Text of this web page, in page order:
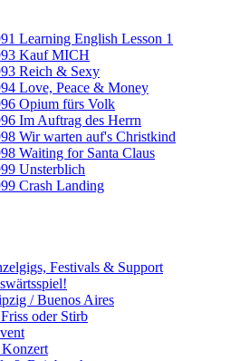
Learning English Lesson 1
Kauf MICH
Reich & Sexy
Love, Peace & Money
Opium fürs Volk
Im Auftrag des Herrn
Wir warten auf's Christkind
Waiting for Santa Claus
Unsterblich
Crash Landing
Festivals & Support
/ Buenos Aires
oder Stirb